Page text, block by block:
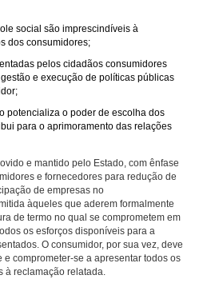
social são imprescindíveis à
dos consumidores;
pelos cidadãos consumidores
e execução de políticas públicas
potencializa o poder de escolha dos
para o aprimoramento das relações
e mantido pelo Estado, com ênfase
e fornecedores para redução de
de empresas no
àqueles que aderem formalmente
de termo no qual se comprometem em
os esforços disponíveis para a
O consumidor, por sua vez, deve
comprometer-se a apresentar todos os
à reclamação relatada.